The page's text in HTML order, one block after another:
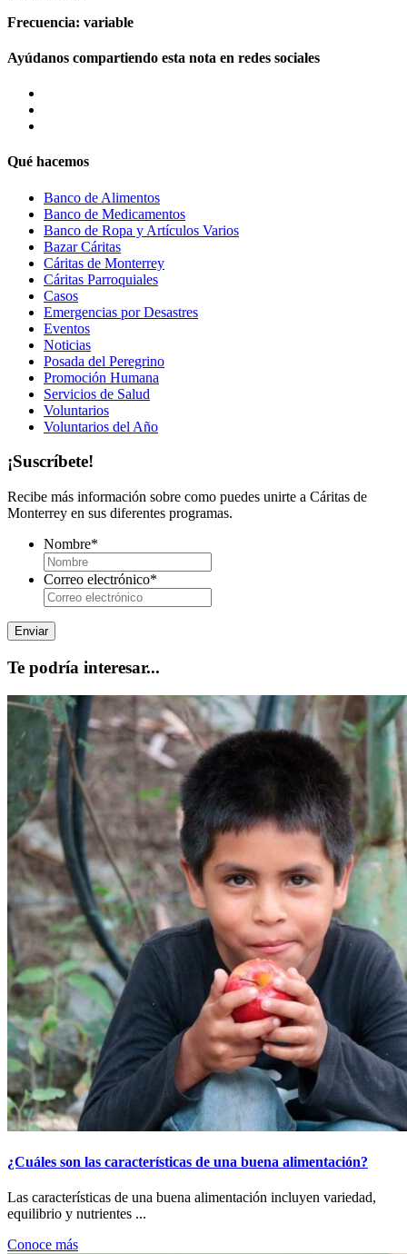
Frecuencia: variable
Ayúdanos compartiendo esta nota en redes sociales
Qué hacemos
Banco de Alimentos
Banco de Medicamentos
Banco de Ropa y Artículos Varios
Bazar Cáritas
Cáritas de Monterrey
Cáritas Parroquiales
Casos
Emergencias por Desastres
Eventos
Noticias
Posada del Peregrino
Promoción Humana
Servicios de Salud
Voluntarios
Voluntarios del Año
¡Suscríbete!
Recibe más información sobre como puedes unirte a Cáritas de
Monterrey en sus diferentes programas.
Nombre*
Correo electrónico*
Te podría interesar...
¿Cuáles son las características de una buena alimentación?
Las características de una buena alimentación incluyen variedad,
equilibrio y nutrientes ...
Conoce más